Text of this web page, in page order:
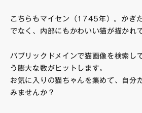
こちらもマイセン（1745年）。かぎ
でなく、内部にもかわいい猫が描かれ
パブリックドメインで猫画像を検索し
う膨大な数がヒットします。
お気に入りの猫ちゃんを集めて、自分
みませんか？